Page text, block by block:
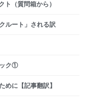
ト（質問箱から）
ルート」される訳
ック①
めに【記事翻訳】